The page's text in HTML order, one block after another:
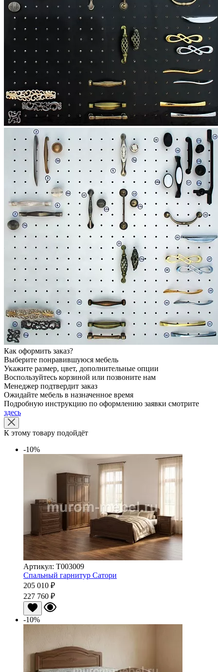
Как оформить заказ?
Выберите понравившуюся мебель
Укажите размер, цвет, дополнительные опции
Воспользуйтесь корзиной или позвоните нам
Менеджер подтвердит заказ
Ожидайте мебель в назначенное время
Подробную инструкцию по оформлению заявки смотрите
здесь
К этому товару подойдёт
-10%
Артикул: Т003009
Спальный гарнитур Сатори
205 010 ₽
227 760 ₽
-10%